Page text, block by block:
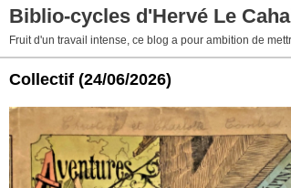
Biblio-cycles d'Hervé Le
Fruit d'un travail intense, ce blog a pour ambition de
Collectif (24/06/2026)